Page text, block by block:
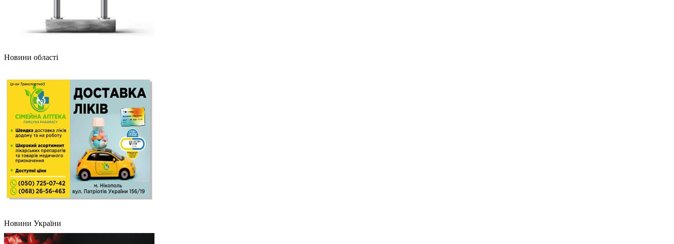
Новини області
Новини України